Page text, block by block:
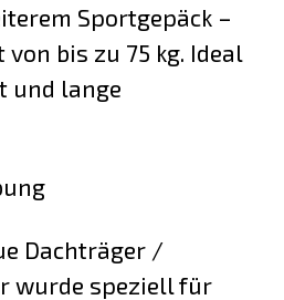
Sportgepäck –
bis zu 75 kg. Ideal
und lange
Dachträger /
wurde speziell für